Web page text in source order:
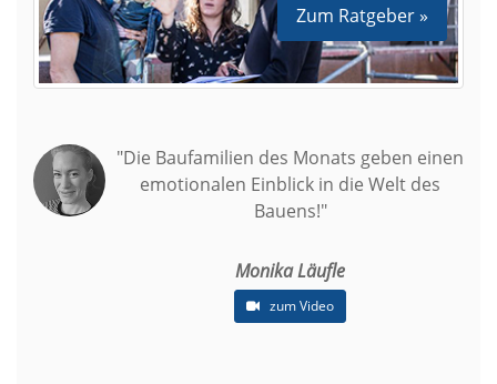
Zum Ratgeber »
"Die Baufamilien des Monats geben einen
emotionalen Einblick in die Welt des
Bauens!"
Monika Läufle
zum Video